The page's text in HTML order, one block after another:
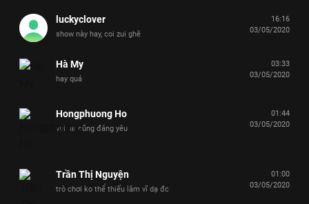
luckyclover
show này hay, coi zui ghê
16:16
03/05/2020
Hà My
hay quá
03:33
03/05/2020
Hongphuong Ho
vui. ai cũng đáng yêu
01:44
03/05/2020
Trần Thị Nguyện
trò chơi ko thể thiếu lâm vĩ dạ đc
01:00
03/05/2020